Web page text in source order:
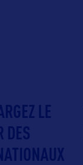
LE
DES